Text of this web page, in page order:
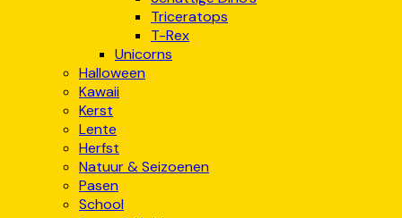
Triceratops
T-Rex
Unicorns
Halloween
Kawaii
Kerst
Lente
Herfst
Natuur & Seizoenen
Pasen
School